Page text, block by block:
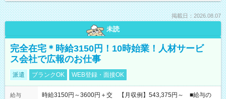
掲載日：2026.08.07
未読
完全在宅＊時給3150円！10時始業！人材サービ
ス会社で広報のお仕事
派遣 ブランクOK WEB登録・面接OK
給与
時給3150円～3600円＋交 【月収例】543,375円～ ■給与の